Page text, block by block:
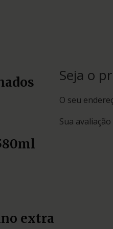
Seja o
O seu
Sua avaliação
extra